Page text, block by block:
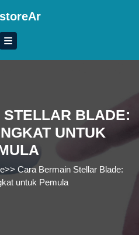
BLADE:
UNTUK
>> Cara Bermain Stellar Blade:
untuk Pemula